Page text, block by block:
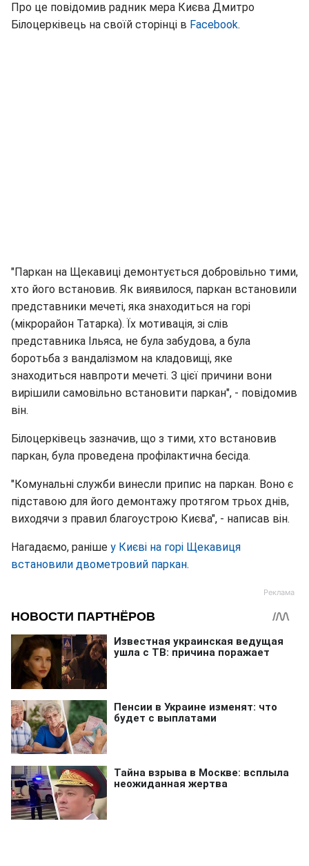
Про це повідомив радник мера Києва Дмитро
Білоцерківець на своїй сторінці в Facebook.
"Паркан на Щекавиці демонтується добровільно тими,
хто його встановив. Як виявилося, паркан встановили
представники мечеті, яка знаходиться на горі
(мікрорайон Татарка). Їх мотивація, зі слів
представника Ільяса, не була забудова, а була
боротьба з вандалізмом на кладовищі, яке
знаходиться навпроти мечеті. З цієї причини вони
вирішили самовільно встановити паркан", - повідомив
він.
Білоцерківець зазначив, що з тими, хто встановив
паркан, була проведена профілактична бесіда.
"Комунальні служби винесли припис на паркан. Воно є
підставою для його демонтажу протягом трьох днів,
виходячи з правил благоустрою Києва", - написав він.
Нагадаємо, раніше у Києві на горі Щекавиця
встановили двометровий паркан.